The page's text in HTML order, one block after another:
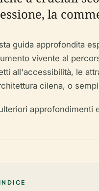
la
guida approfondita
vivente al
all'accessibilità, le
cilena, o
approfondimenti